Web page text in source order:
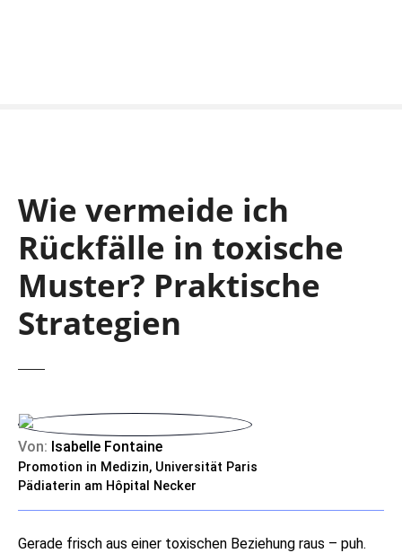
Wie vermeide ich
Rückfälle in toxische
Muster? Praktische
Strategien
Von: Isabelle Fontaine
Promotion in Medizin, Universität Paris
Pädiaterin am Hôpital Necker
Gerade frisch aus einer toxischen Beziehung raus – puh.